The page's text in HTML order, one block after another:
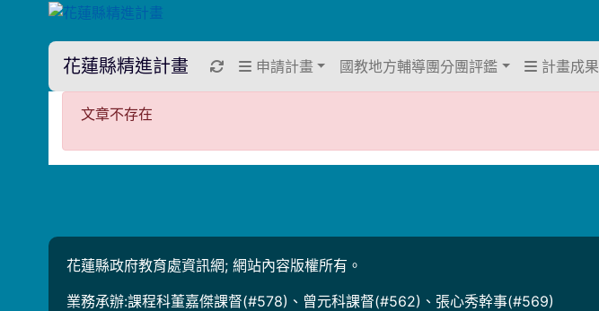
花蓮縣精進計畫 重新取得佈景設定
申請計畫 國教地方輔導團分團評鑑 計畫成果
文章不存在
文章不存在
花蓮縣政府教育處資訊網; 網站內容版權所有。
業務承辦:課程科董嘉傑課督(#578)、曾元科課督(#562)、張心秀幹事(#569)